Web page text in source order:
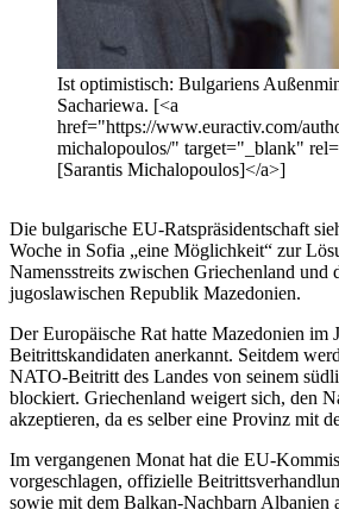
Ist optimistisch: Bulgariens
Sachariewa. [<a
href="https://www.euractiv.com/
michalopoulos/" target="_blank"
[Sarantis Michalopoulos]</a>]
Die bulgarische EU-Ratspräsidentschaft
Woche in Sofia „eine Möglichkeit“ zur
Namensstreits zwischen Griechenland und
jugoslawischen Republik Mazedonien.
Der Europäische Rat hatte Mazedonien im
Beitrittskandidaten anerkannt. Seitdem
NATO-Beitritt des Landes von seinem
blockiert. Griechenland weigert sich, den
akzeptieren, da es selber eine Provinz mit
Im vergangenen Monat hat die EU-
vorgeschlagen, offizielle
sowie mit dem Balkan-Nachbarn Albanien